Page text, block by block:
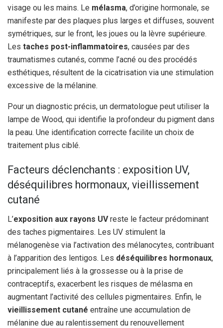
visage ou les mains. Le mélasma, d’origine hormonale, se
manifeste par des plaques plus larges et diffuses, souvent
symétriques, sur le front, les joues ou la lèvre supérieure.
Les taches post-inflammatoires, causées par des
traumatismes cutanés, comme l’acné ou des procédés
esthétiques, résultent de la cicatrisation via une stimulation
excessive de la mélanine.
Pour un diagnostic précis, un dermatologue peut utiliser la
lampe de Wood, qui identifie la profondeur du pigment dans
la peau. Une identification correcte facilite un choix de
traitement plus ciblé.
Facteurs déclenchants : exposition UV,
déséquilibres hormonaux, vieillissement
cutané
L’exposition aux rayons UVreste le facteur prédominant
des taches pigmentaires. Les UV stimulent la
mélanogenèse via l’activation des mélanocytes, contribuant
à l’apparition des lentigos. Les déséquilibres hormonaux,
principalement liés à la grossesse ou à la prise de
contraceptifs, exacerbent les risques de mélasma en
augmentant l’activité des cellules pigmentaires. Enfin, le
vieillissement cutané entraîne une accumulation de
mélanine due au ralentissement du renouvellement